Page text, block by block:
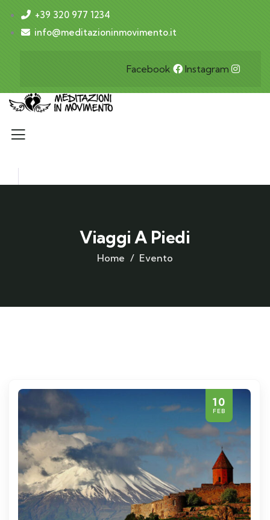
+39 320 977 1234
info@meditazioninmovimento.it
Facebook Instagram
Viaggi A Piedi
Home Evento
10
FEB